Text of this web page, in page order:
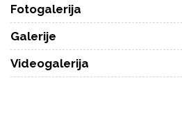
Fotogalerija
Galerije
Videogalerija